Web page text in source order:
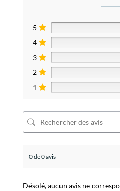
5
4
3
2
1
0 de 0 avis
Désolé, aucun avis ne